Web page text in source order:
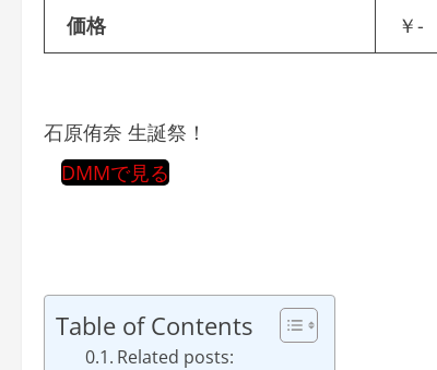
価格 ￥-
石原侑奈 生誕祭！
DMMで見る
Table of Contents
Related posts: